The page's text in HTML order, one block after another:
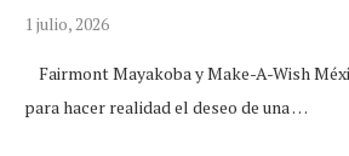
1 julio, 2026
Fairmont Mayakoba y Make-A-Wish
para hacer realidad el deseo de una …